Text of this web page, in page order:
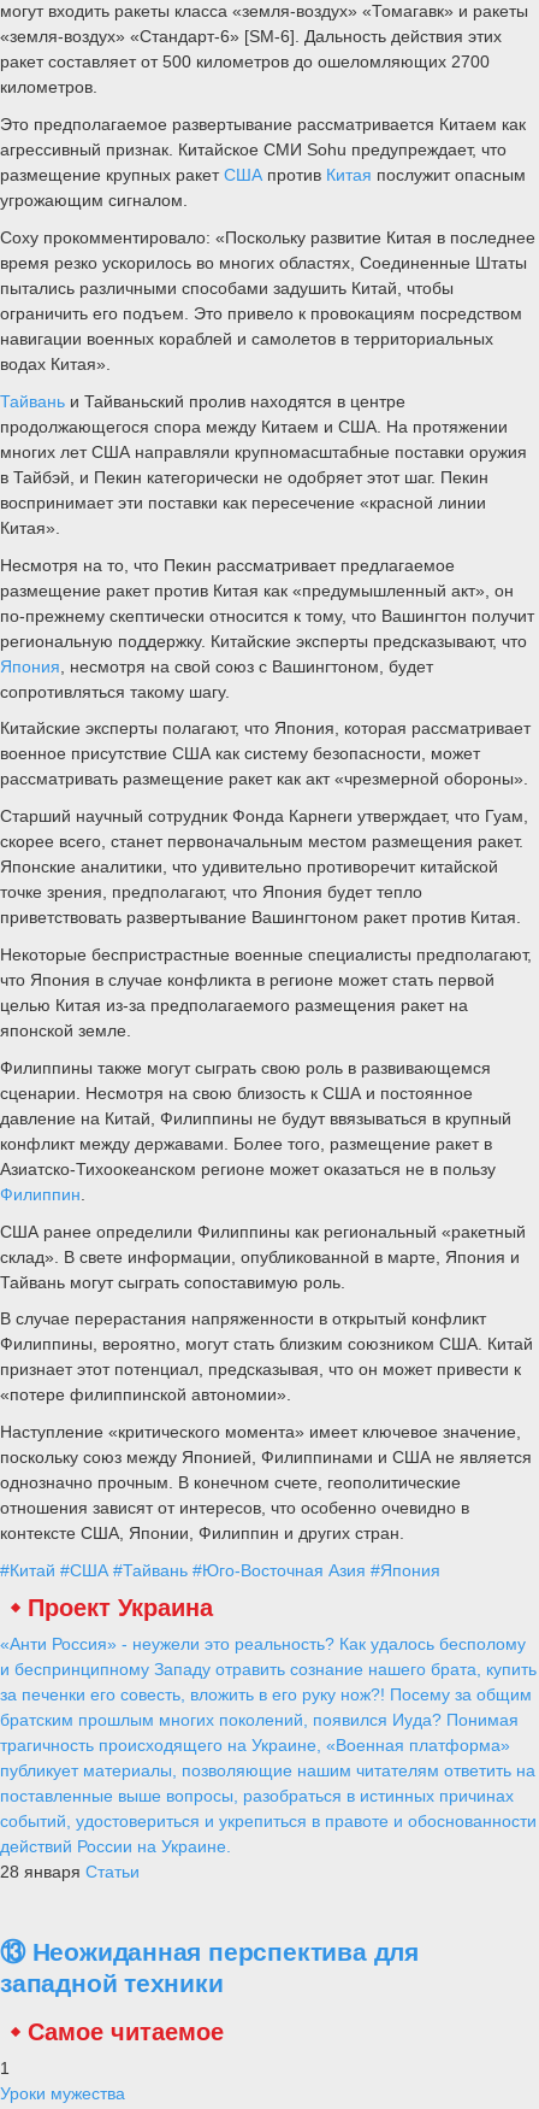
могут входить ракеты класса «земля-воздух» «Томагавк» и ракеты
«земля-воздух» «Стандарт-6» [SM-6]. Дальность действия этих
ракет составляет от 500 километров до ошеломляющих 2700
километров.
Это предполагаемое развертывание рассматривается Китаем как
агрессивный признак. Китайское СМИ Sohu предупреждает, что
размещение крупных ракетСША против Китая послужит опасным
угрожающим сигналом.
Соху прокомментировало: «Поскольку развитие Китая в последнее
время резко ускорилось во многих областях, Соединенные Штаты
пытались различными способами задушить Китай, чтобы
ограничить его подъем. Это привело к провокациям посредством
навигации военных кораблей и самолетов в территориальных
водах Китая».
Тайвань и Тайваньский пролив находятся в центре
продолжающегося спора между Китаем и США. На протяжении
многих лет США направляли крупномасштабные поставки оружия
в Тайбэй, и Пекин категорически не одобряет этот шаг. Пекин
воспринимает эти поставки как пересечение «красной линии
Китая».
Несмотря на то, что Пекин рассматривает предлагаемое
размещение ракет против Китая как «предумышленный акт», он
по-прежнему скептически относится к тому, что Вашингтон получит
региональную поддержку. Китайские эксперты предсказывают, что
Япония , несмотря на свой союз с Вашингтоном, будет
сопротивляться такому шагу.
Китайские эксперты полагают, что Япония, которая рассматривает
военное присутствие США как систему безопасности, может
рассматривать размещение ракет как акт «чрезмерной обороны».
Старший научный сотрудник Фонда Карнеги утверждает, что Гуам,
скорее всего, станет первоначальным местом размещения ракет.
Японские аналитики, что удивительно противоречит китайской
точке зрения, предполагают, что Япония будет тепло
приветствовать развертывание Вашингтоном ракет против Китая.
Некоторые беспристрастные военные специалисты предполагают,
что Япония в случае конфликта в регионе может стать первой
целью Китая из-за предполагаемого размещения ракет на
японской земле.
Филиппины также могут сыграть свою роль в развивающемся
сценарии. Несмотря на свою близость к США и постоянное
давление на Китай, Филиппины не будут ввязываться в крупный
конфликт между державами. Более того, размещение ракет в
Азиатско-Тихоокеанском регионе может оказаться не в пользу
Филиппин
США ранее определили Филиппины как региональный «ракетный
склад». В свете информации, опубликованной в марте, Япония и
Тайвань могут сыграть сопоставимую роль.
В случае перерастания напряженности в открытый конфликт
Филиппины, вероятно, могут стать близким союзником США. Китай
признает этот потенциал, предсказывая, что он может привести к
«потере филиппинской автономии».
Наступление «критического момента» имеет ключевое значение,
поскольку союз между Японией, Филиппинами и США не является
однозначно прочным. В конечном счете, геополитические
отношения зависят от интересов, что особенно очевидно в
контексте США, Японии, Филиппин и других стран.
#Китай #США #Тайвань #Юго-Восточная Азия #Япония
Проект Украина
«Анти Россия» - неужели это реальность? Как удалось бесполому
и беспринципному Западу отравить сознание нашего брата, купить
за печенки его совесть, вложить в его руку нож?! Посему за общим
братским прошлым многих поколений, появился Иуда? Понимая
трагичность происходящего на Украине, «Военная платформа»
публикует материалы, позволяющие нашим читателям ответить на
поставленные выше вопросы, разобраться в истинных причинах
событий, удостовериться и укрепиться в правоте и обоснованности
действий России на Украине.
28 января Статьи
⑬ Неожиданная перспектива для
западной техники
Самое читаемое
1
Уроки мужества